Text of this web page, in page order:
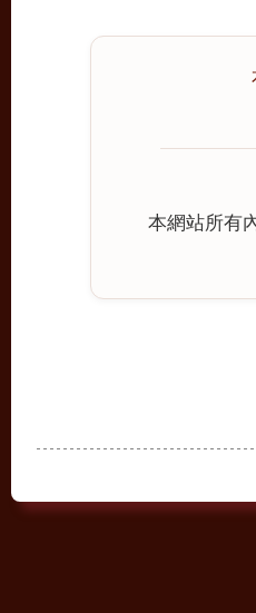
本網站所有